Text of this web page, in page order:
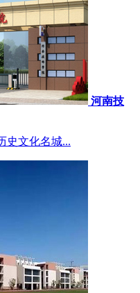
河南技
文化名城...